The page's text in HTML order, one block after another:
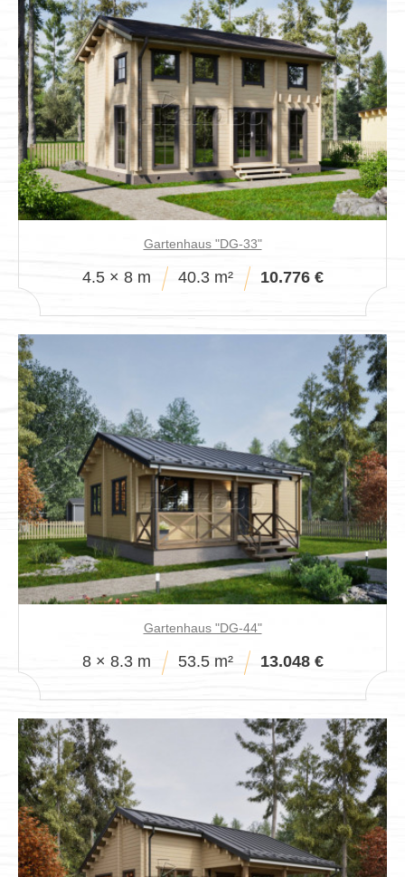
Gartenhaus "DG-33"
4.5 × 8 m 40.3 m² 10.776 €
Gartenhaus "DG-44"
8 × 8.3 m 53.5 m² 13.048 €